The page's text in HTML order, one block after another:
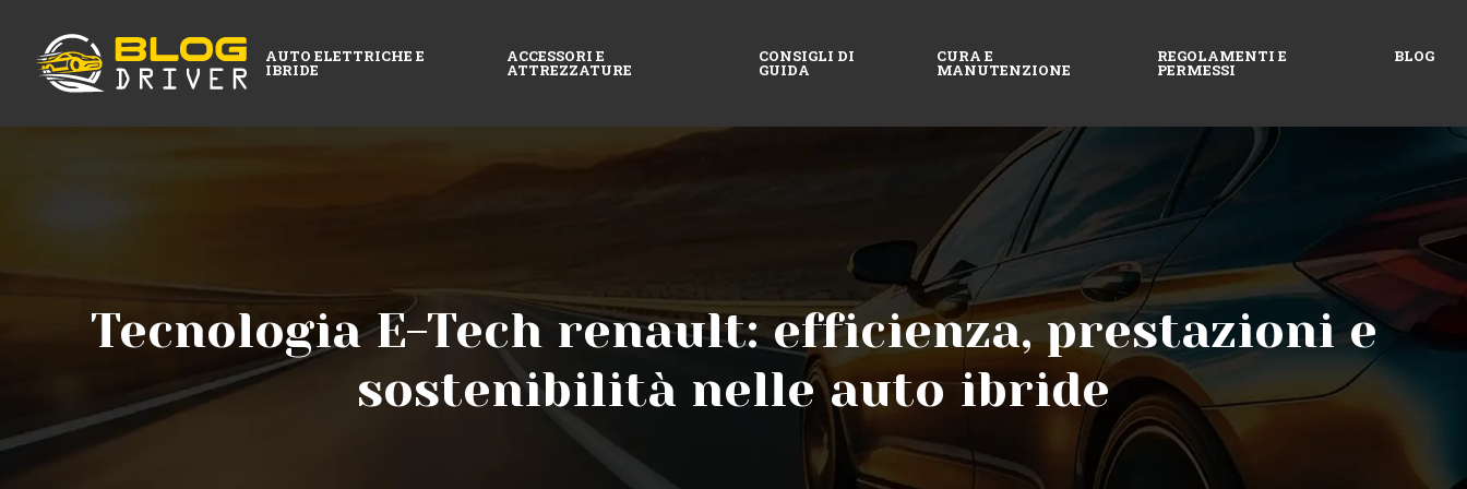
AUTO ELETTRICHE E
IBRIDE
ACCESSORI E
ATTREZZATURE
CONSIGLI DI
GUIDA
CURA E
MANUTENZIONE
REGOLAMENTI E
PERMESSI
BLOG
Tecnologia E-Tech renault: efficienza, prestazioni e
sostenibilità nelle auto ibride